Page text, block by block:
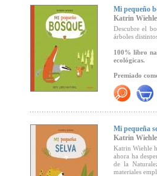
Mi pequeño
Katrin Wiehle
Descubre el
árboles
100% libro
ecológicas.
Premiado
Un punto
Crítica en
Mi pequeña
Katrin Wiehle
Katrin Wiehle
ahora ha
de la
materiales